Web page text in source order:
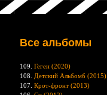
Все альбомы
109. Геген (2020)
108. Детский Альбомб (2015)
107. Крот-фронт (2013)